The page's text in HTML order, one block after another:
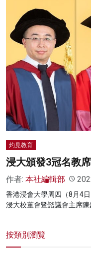
商業
科技
影片
名家榜
灼見活動
關於我們
灼見教育
浸大頒發3冠名教
作者: 本社編輯部
香港浸會大學周四（8月4
浸大校董會暨諮議會主席陳
按類別瀏覽